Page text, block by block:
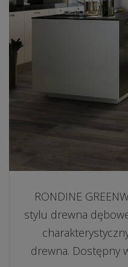
RONDINE
stylu drewna
drewna. Dostępny